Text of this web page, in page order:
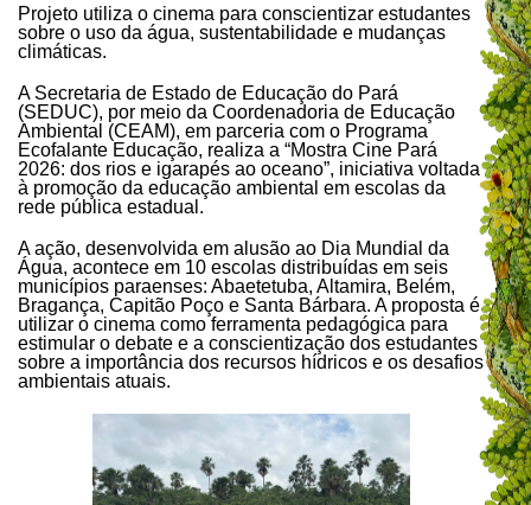
Projeto utiliza o cinema para conscientizar estudantes
sobre o uso da água, sustentabilidade e mudanças
climáticas.
A Secretaria de Estado de Educação do Pará
(SEDUC), por meio da Coordenadoria de Educação
Ambiental (CEAM), em parceria com o Programa
Ecofalante Educação, realiza a “Mostra Cine Pará
2026: dos rios e igarapés ao oceano”, iniciativa voltada
à promoção da educação ambiental em escolas da
rede pública estadual.
A ação, desenvolvida em alusão ao Dia Mundial da
Água, acontece em 10 escolas distribuídas em seis
municípios paraenses: Abaetetuba, Altamira, Belém,
Bragança, Capitão Poço e Santa Bárbara. A proposta é
utilizar o cinema como ferramenta pedagógica para
estimular o debate e a conscientização dos estudantes
sobre a importância dos recursos hídricos e os desafios
ambientais atuais.